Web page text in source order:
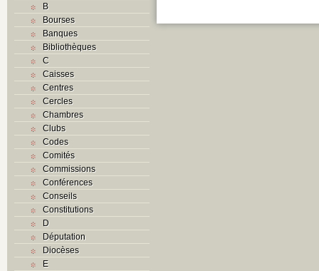
B
Bourses
Banques
Bibliothèques
C
Caisses
Centres
Cercles
Chambres
Clubs
Codes
Comités
Commissions
Conférences
Conseils
Constitutions
D
Députation
Diocèses
E